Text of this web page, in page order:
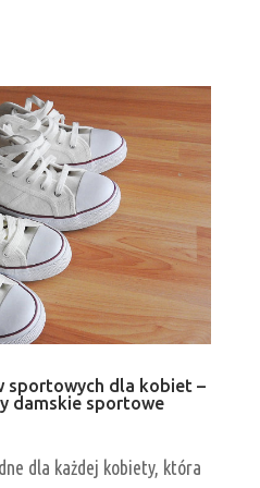
sportowych dla kobiet –
damskie sportowe
dla każdej kobiety, która